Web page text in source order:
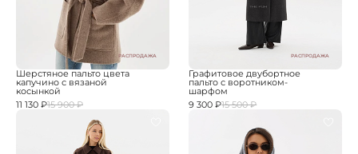
РАСПРОДАЖА
Шерстяное пальто цвета
капучино с вязаной
косынкой
11 130 ₽15 900 ₽
РАСПРОДАЖА
Графитовое двубортное
пальто с воротником-
шарфом
9 300 ₽15 500 ₽